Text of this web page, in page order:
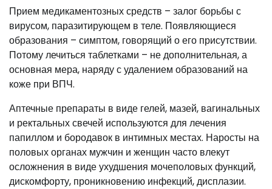
Прием медикаментозных средств – залог борьбы с
вирусом, паразитирующем в теле. Появляющиеся
образования – симптом, говорящий о его присутствии.
Потому лечиться таблетками – не дополнительная, а
основная мера, наряду с удалением образований на
коже при ВПЧ.
Аптечные препараты в виде гелей, мазей, вагинальных
и ректальных свечей используются для лечения
папиллом и бородавок в интимных местах. Наросты на
половых органах мужчин и женщин часто влекут
осложнения в виде ухудшения мочеполовых функций,
дискомфорту, проникновению инфекций, дисплазии.